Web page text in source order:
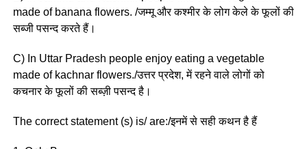
made of banana flowers. /जम्मू और कश्मीर के लोग केले के फूलों की
सब्जी पसन्द करते हैं।
C) In Uttar Pradesh people enjoy eating a vegetable
made of kachnar flowers./उत्तर प्रदेश, में रहने वाले लोगों को
कचनार के फूलों की सब्ज़ी पसन्द है।
The correct statement (s) is/ are:/इनमें से सही कथन है हैं